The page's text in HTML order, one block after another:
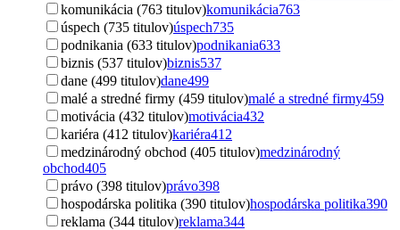
komunikácia (763 titulov)komunikácia763
úspech (735 titulov)úspech735
podnikania (633 titulov)podnikania633
biznis (537 titulov)biznis537
dane (499 titulov)dane499
malé a stredné firmy (459 titulov)malé a stredné firmy459
motivácia (432 titulov)motivácia432
kariéra (412 titulov)kariéra412
medzinárodný obchod (405 titulov)medzinárodný
obchod405
právo (398 titulov)právo398
hospodárska politika (390 titulov)hospodárska politika390
reklama (344 titulov)reklama344